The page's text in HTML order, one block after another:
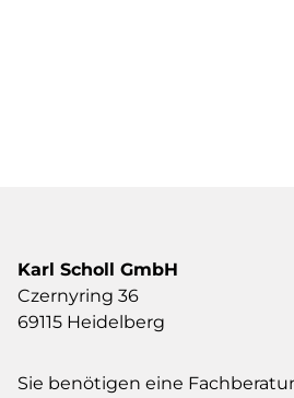
Karl Scholl GmbH
Czernyring 36
69115 Heidelberg
Sie benötigen eine